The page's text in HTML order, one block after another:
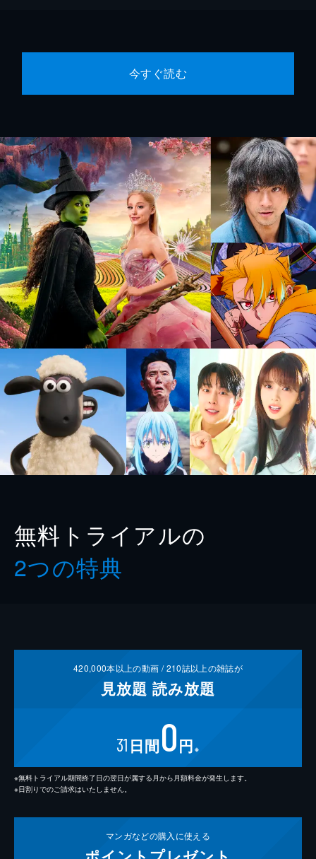
今すぐ読む
無料トライアルの
2つの特典
420,000本以上の動画 /210誌以上の雑誌が
見放題 読み放題
31 日間0円 ※
※無料トライアル期間終了日の翌日が属する月から月額料金が発生します。
※日割りでのご請求はいたしません。
マンガなどの購入に使える